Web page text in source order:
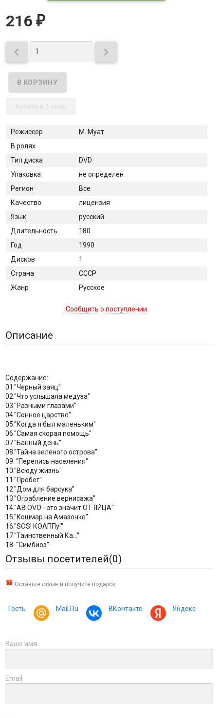
216 ₽
 
Режиссер
М. Муат
В ролях
Тип диска
DVD
Упаковка
не определен
Регион
Все
Качество
лицензия
Язык
русский
Длительность
180
Год
1990
Дисков
1
Страна
СССР
Жанр
Русское
Сообщить о поступлении
Описание
Содержание:
01."Черный заяц"
02."Что услышала медуза"
03."Разными глазами"
04."Сонное царство"
05."Когда я был маленьким"
06."Самая скорая помощь"
07."Банный день"
08."Тайна зеленого острова"
09. "Перепись населения"
10."Всюду жизнь"
11."Пробег"
12."Дом для барсука"
13."Ограбление вернисажа"
14."AB OVO - это значит ОТ ЯЙЦА"
15."Кошмар на Амазонке"
16."SOS! КОАППу!"
17."Таинственный Ка..."
18. "Симбиоз"
Отзывы посетителей(0)
Оставьте отзыв и получите подарок:
Гость Mail.Ru ВКонтакте Яндекс
Ваше имя
Email